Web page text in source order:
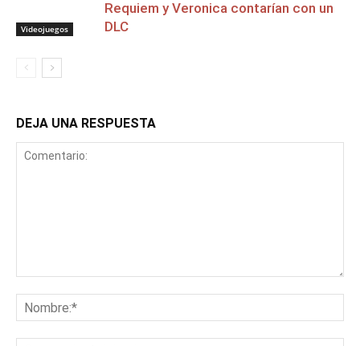
Videojuegos
Requiem y Veronica contarían con un
DLC
DEJA UNA RESPUESTA